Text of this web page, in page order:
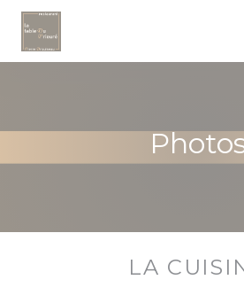
Personnalisation de vos choix en
LA